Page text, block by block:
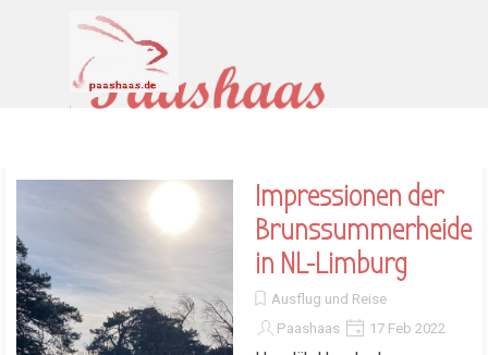
Menü überspringen
Impressionen der
Brunssummerheide
in NL-Limburg
Ausflug und Reise
Paashaas
17 Feb 2022